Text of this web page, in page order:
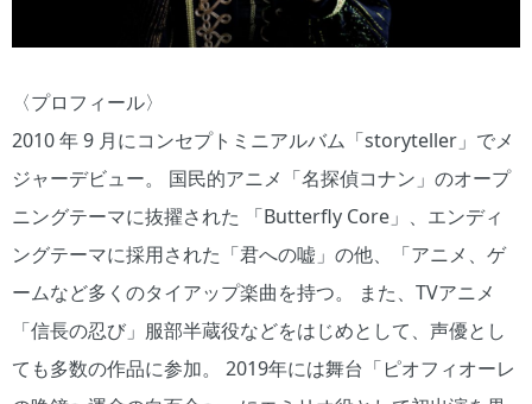
〈プロフィール〉
2010 年 9 月にコンセプトミニアルバム「storyteller」でメ
ジャーデビュー。 国民的アニメ「名探偵コナン」のオープ
ニングテーマに抜擢された 「Butterfly Core」、エンディ
ングテーマに採用された「君への嘘」の他、「アニメ、ゲ
ームなど多くのタイアップ楽曲を持つ。 また、TVアニメ
「信長の忍び」服部半蔵役などをはじめとして、声優とし
ても多数の作品に参加。 2019年には舞台「ピオフィオーレ